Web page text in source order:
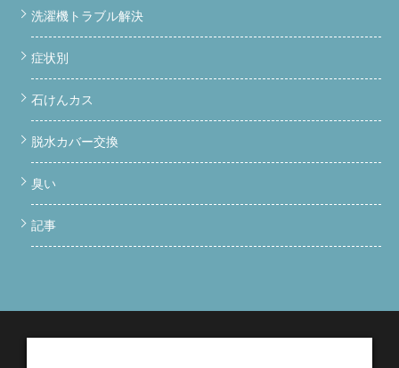
洗濯機トラブル解決
症状別
石けんカス
脱水カバー交換
臭い
記事